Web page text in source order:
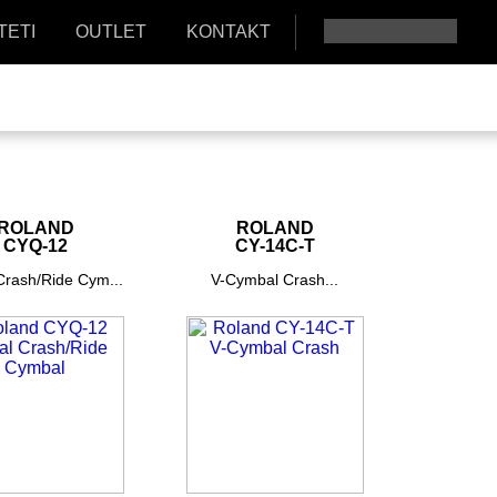
OUTLET KONTAKT
CYQ-12
Ride Cym...
ROLAND
CY-14C-T
V-Cymbal Crash...